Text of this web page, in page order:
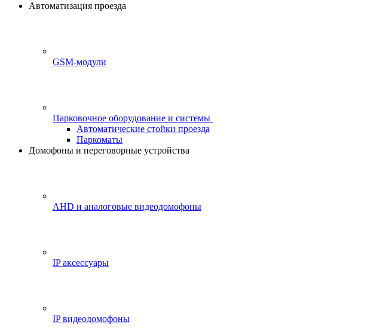
Автоматизация проезда
GSM-модули
Парковочное оборудование и системы
Автоматические стойки проезда
Паркоматы
Домофоны и переговорные устройства
AHD и аналоговые видеодомофоны
IP аксессуары
IP видеодомофоны